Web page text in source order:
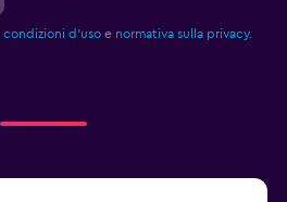
condizioni d'uso e normativa sulla privacy.